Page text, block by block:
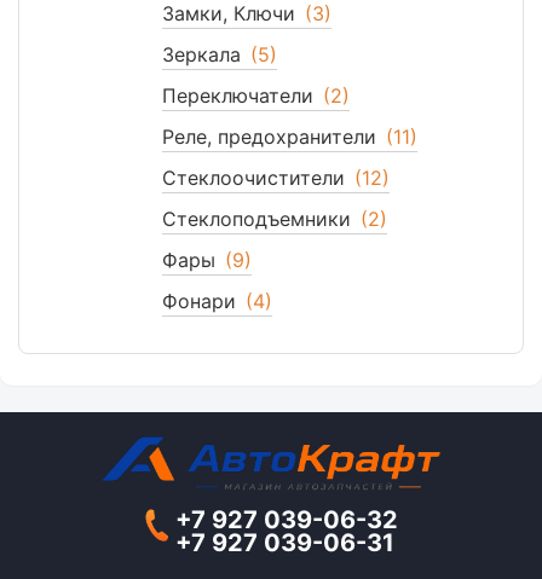
Замки, Ключи (3)
Зеркала (5)
Переключатели (2)
Реле, предохранители (11)
Стеклоочистители (12)
Стеклоподъемники (2)
Фары (9)
Фонари (4)
+7 927 039-06-32
+7 927 039-06-31